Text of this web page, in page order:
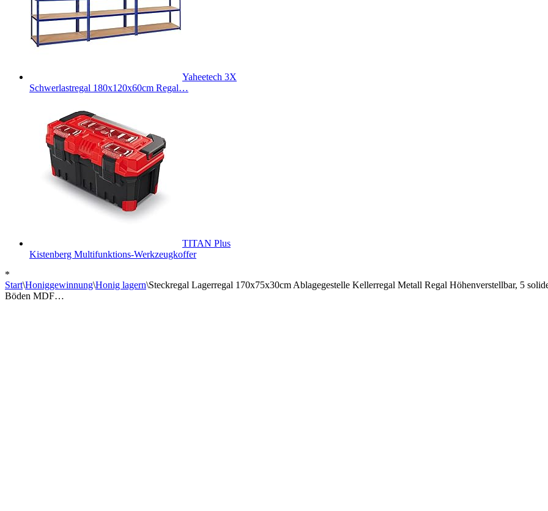
Yaheetech 3X
Schwerlastregal 180x120x60cm Regal…
TITAN Plus
Kistenberg Multifunktions-Werkzeugkoffer
*
Start\Honiggewinnung\Honig lagern\Steckregal Lagerregal 170x75x30cm Ablagegestelle Kellerregal Metall Regal Höhenverstellbar, 5
Böden MDF…